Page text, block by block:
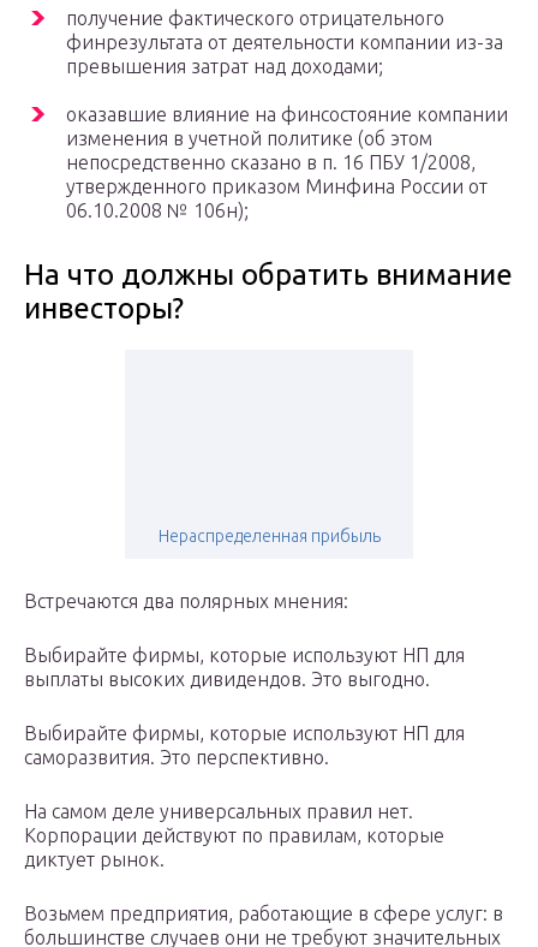
получение фактического отрицательного
финрезультата от деятельности компании из-за
превышения затрат над доходами;
оказавшие влияние на финсостояние компании
изменения в учетной политике (об этом
непосредственно сказано в п. 16 ПБУ 1/2008,
утвержденного приказом Минфина России от
06.10.2008 № 106н);
На что должны обратить внимание
инвесторы?
Нераспределенная прибыль
Встречаются два полярных мнения:
Выбирайте фирмы, которые используют НП для
выплаты высоких дивидендов. Это выгодно.
Выбирайте фирмы, которые используют НП для
саморазвития. Это перспективно.
На самом деле универсальных правил нет.
Корпорации действуют по правилам, которые
диктует рынок.
Возьмем предприятия, работающие в сфере услуг: в
большинстве случаев они не требуют значительных